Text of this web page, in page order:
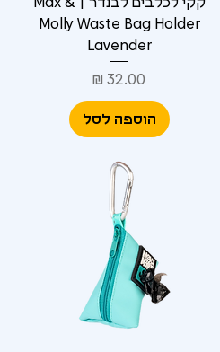
Molly Waste Bag Holder
Lavender
מחיר
הוספה לסל